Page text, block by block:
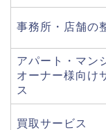
事務所・店舗の
アパート・マン
オーナー様向け
ス
買取サービス